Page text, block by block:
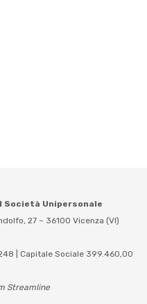
Società Unipersonale
27 – 36100 Vicenza (VI)
| Capitale Sociale 399.460,00
Streamline